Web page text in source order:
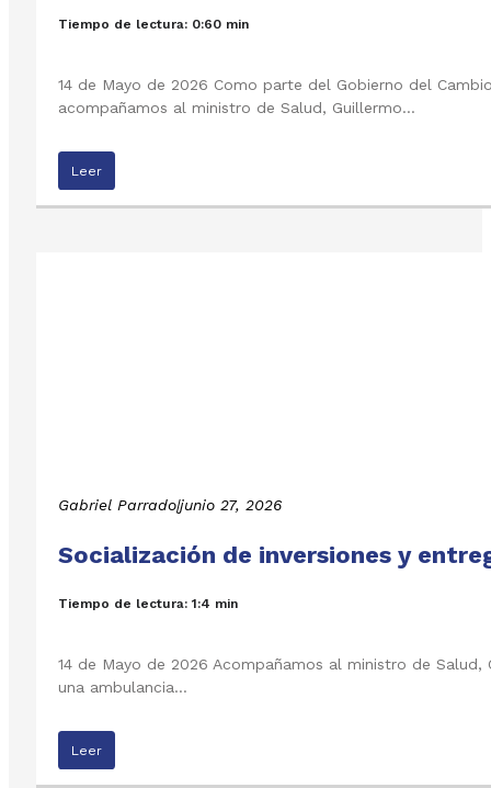
Tiempo de lectura: 0:60 min
14 de Mayo de 2026 Como parte del Gobierno del
acompañamos al ministro de Salud, Guillermo…
Leer
Gabriel Parrado|junio 27, 2026
Socialización de inversiones y
Tiempo de lectura: 1:4 min
14 de Mayo de 2026 Acompañamos al ministro de
una ambulancia…
Leer